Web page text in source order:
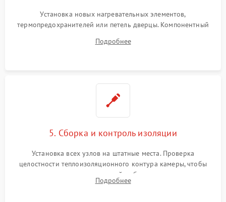
Установка новых нагревательных элементов,
термопредохранителей или петель дверцы. Компонентный
выгоревших реле, восстановление контактов и замена
Подробнее
5. Сборка и контроль изоляции
Установка всех узлов на штатные места. Проверка
целостности теплоизоляционного контура камеры, чтобы
исключить перегрев кухонной мебели и потерю тепла.
Надежная фиксация клемм и сборка корпуса шкафа.
Подробнее